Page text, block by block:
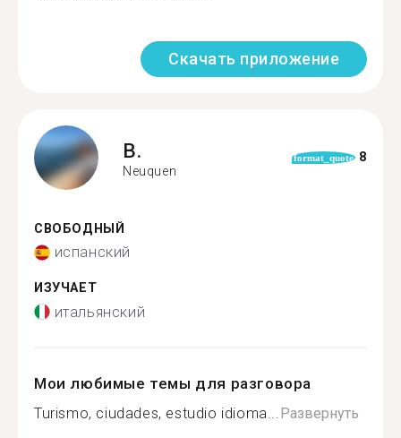
Скачать приложение
B.
Neuquen
format_quote 8
СВОБОДНЫЙ
испанский
ИЗУЧАЕТ
итальянский
Мои любимые темы для разговора
Turismo, ciudades, estudio idioma... Развернуть